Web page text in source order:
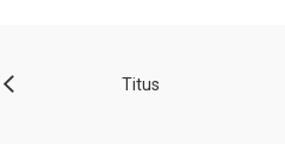
Titus